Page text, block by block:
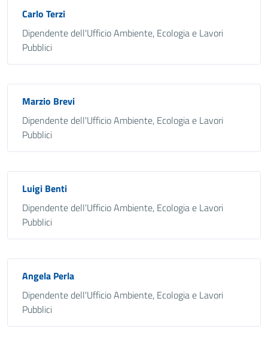
Carlo Terzi
Dipendente dell'Ufficio Ambiente, Ecologia e Lavori
Pubblici
Marzio Brevi
Dipendente dell'Ufficio Ambiente, Ecologia e Lavori
Pubblici
Luigi Benti
Dipendente dell'Ufficio Ambiente, Ecologia e Lavori
Pubblici
Angela Perla
Dipendente dell'Ufficio Ambiente, Ecologia e Lavori
Pubblici